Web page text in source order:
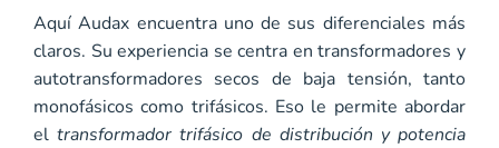
Aquí Audax encuentra uno de sus diferenciales más
claros. Su experiencia se centra en transformadores y
autotransformadores secos de baja tensión, tanto
monofásicos como trifásicos. Eso le permite abordar
el transformador trifásico de distribución y potencia